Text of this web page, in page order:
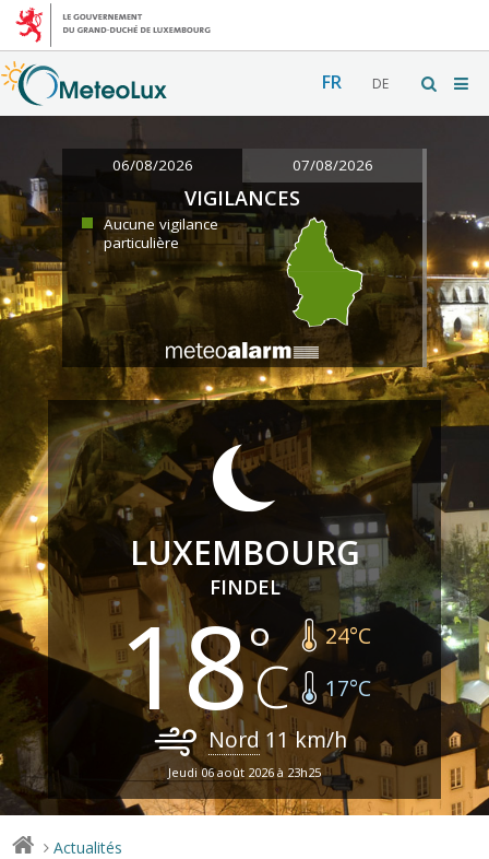
FR DE
06/08/2026 07/08/2026
VIGILANCES
Aucune vigilance
particulière
LUXEMBOURG
FINDEL
18 24°C
17°C
Nord 11km/h
Jeudi 06 août 2026 à 23h25
> Actualités